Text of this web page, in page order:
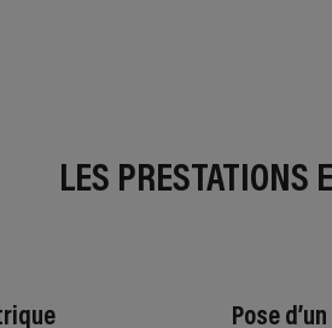
LES PRESTATIONS
Pose